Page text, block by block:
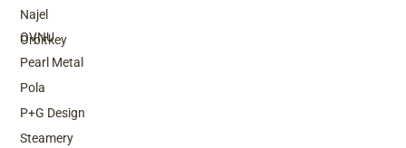
Top Brands
OVNU
Pearl Metal
Pola
P+G Design
Steamery
Najel
Orbitkey